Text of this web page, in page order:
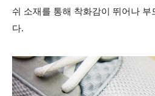
쉬 소재를 통해 착화감이 뛰어나 부
다.